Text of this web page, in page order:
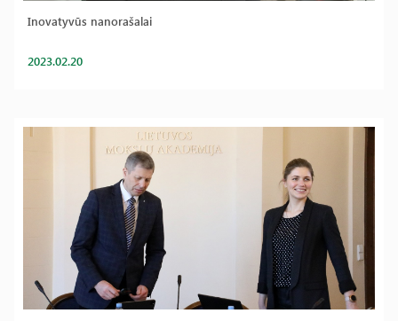
Inovatyvūs nanorašalai
2023.02.20